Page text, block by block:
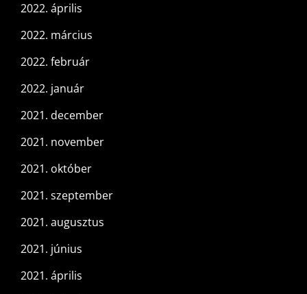
2022. április
2022. március
2022. február
2022. január
2021. december
2021. november
2021. október
2021. szeptember
2021. augusztus
2021. június
2021. április